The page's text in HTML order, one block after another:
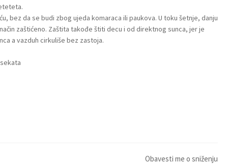
bez da se budi zbog ujeda komaraca ili paukova. U toku šetnje, danju
zaštićeno. Zaštita takođe štiti decu i od direktnog sunca, jer je
a vazduh cirkuliše bez zastoja.
Obavesti me o sniženju